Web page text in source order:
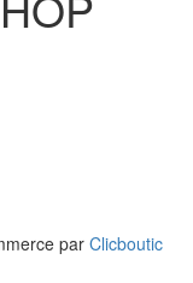
par Clicboutic